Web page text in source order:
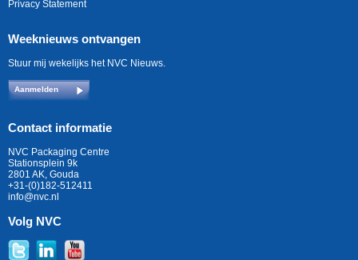
Privacy Statement
Weeknieuws ontvangen
Stuur mij wekelijks het NVC Nieuws.
Aanmelden
Contact informatie
NVC Packaging Centre
Stationsplein 9k
2801 AK, Gouda
+31-(0)182-512411
info@nvc.nl
Volg NVC